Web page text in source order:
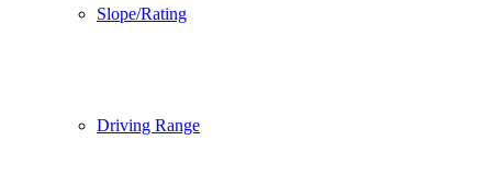
Slope/Rating
Driving Range